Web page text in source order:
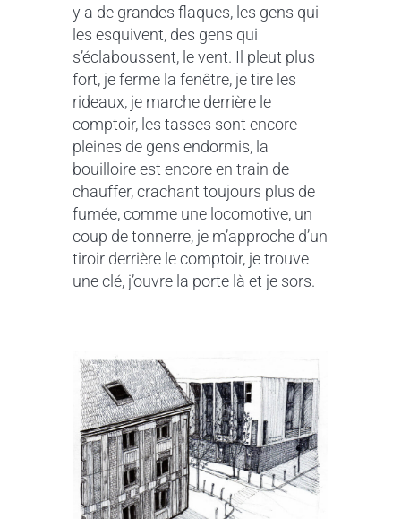
y a de grandes flaques, les gens qui
les esquivent, des gens qui
s’éclaboussent, le vent. Il pleut plus
fort, je ferme la fenêtre, je tire les
rideaux, je marche derrière le
comptoir, les tasses sont encore
pleines de gens endormis, la
bouilloire est encore en train de
chauffer, crachant toujours plus de
fumée, comme une locomotive, un
coup de tonnerre, je m’approche d’un
tiroir derrière le comptoir, je trouve
une clé, j’ouvre la porte là et je sors.